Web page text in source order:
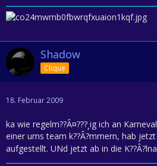
Shadow
Clique
18. Februar 2009
ka wie regelm??Â¤???¸ig ich an
einer ums team k??Â?mmern, hab
aufgestellt. UNd jetzt ab in die